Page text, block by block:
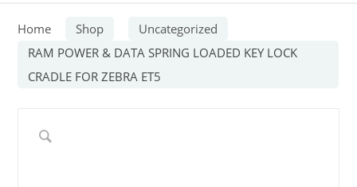
Home Shop
Uncategorized
RAM POWER & DATA SPRING LOADED KEY LOCK
CRADLE FOR ZEBRA ET5